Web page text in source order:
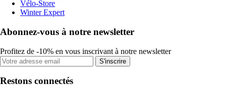
Vélo-Store
Winter Expert
Abonnez-vous à notre newsletter
Profitez de -10% en vous inscrivant à notre newsletter
S'inscrire
Restons connectés